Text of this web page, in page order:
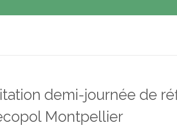
demi-journée de
Montpellier